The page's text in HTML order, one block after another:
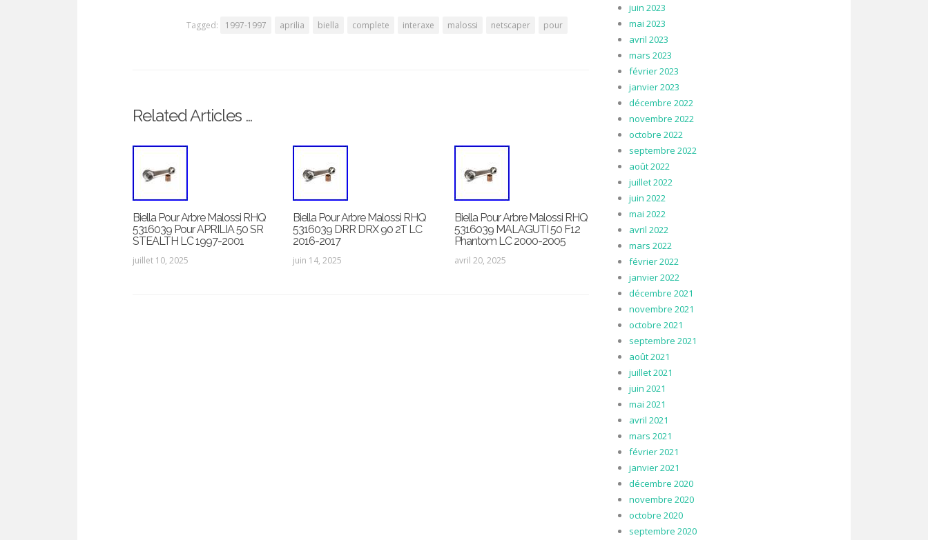
Tagged: 1997-1997 aprilia biella complete interaxe malossi netscaper pour
Related Articles …
Biella Pour Arbre Malossi RHQ
5316039 Pour APRILIA 50 SR
STEALTH LC 1997-2001
juillet 10, 2025
Biella Pour Arbre Malossi RHQ
5316039 DRR DRX 90 2T LC
2016-2017
juin 14, 2025
Biella Pour Arbre Malossi RHQ
5316039 MALAGUTI 50 F12
Phantom LC 2000-2005
avril 20, 2025
juin 2023
mai 2023
avril 2023
mars 2023
février 2023
janvier 2023
décembre 2022
novembre 2022
octobre 2022
septembre 2022
août 2022
juillet 2022
juin 2022
mai 2022
avril 2022
mars 2022
février 2022
janvier 2022
décembre 2021
novembre 2021
octobre 2021
septembre 2021
août 2021
juillet 2021
juin 2021
mai 2021
avril 2021
mars 2021
février 2021
janvier 2021
décembre 2020
novembre 2020
octobre 2020
septembre 2020